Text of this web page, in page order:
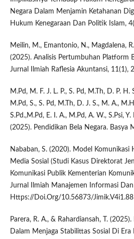
Negara Dalam Menjamin Ketahanan
Hukum Kenegaraan Dan Politik Islam,
Meilin, M., Emantonio, N., Magdalena,
(2025). Analisis Pertumbuhan Platform
Jurnal Ilmiah Raflesia Akuntansi, 11(1),
M.Pd, M. F. J. L. P., S. Pd, M.Th, D. P. H.
M.Pd, S., S. Pd, M.Th, D. J. S., M. A.,
S.Pd.,M.Pd, E. I. A., M.Pd, A. W., S.Psi,
(2025). Pendidikan Bela Negara. Basya
Nababan, S. (2020). Model Komunikasi
Media Sosial (Studi Kasus Direktorat
Komunikasi Publik Kementerian
Jurnal Ilmiah Manajemen Informasi
Https://Doi.Org/10.56873/Jimik.V4i1.88
Parera, R. A., & Rahardiansah, T.
Dalam Menjaga Stabilittas Sosial Di Era